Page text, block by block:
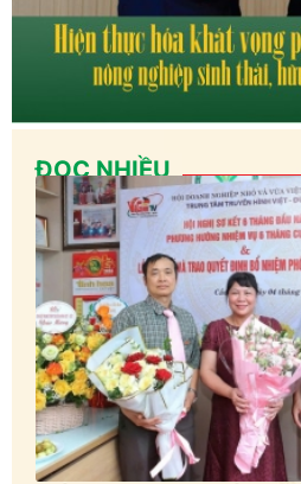
ĐỌC NHIỀU